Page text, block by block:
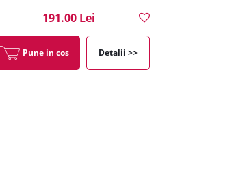
191.00 Lei
Pune in cos Detalii >>